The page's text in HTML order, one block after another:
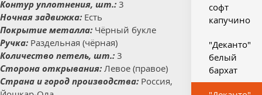
Контур уплотнения, шт.: 3
Ночная задвижка: Есть
Покрытие металла: Чёрный букле
Ручка: Раздельная (чёрная)
Количество петель, шт.: 3
Сторона открывания: Левое (правое)
Страна и город производства: Россия,
софт
капучино
"Деканто"
белый
бархат